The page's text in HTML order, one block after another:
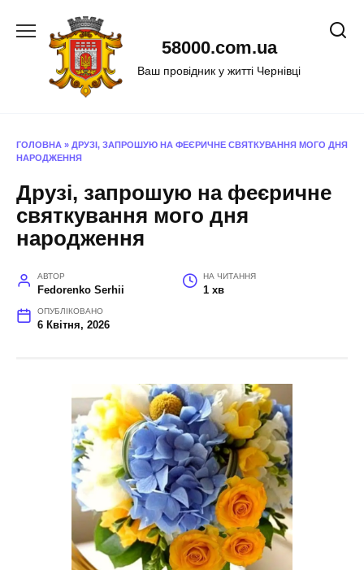
58000.com.ua
Ваш провідник у житті Чернівці
ГОЛОВНА » ДРУЗІ, ЗАПРОШУЮ НА ФЕЄРИЧНЕ СВЯТКУВАННЯ МОГО ДНЯ
НАРОДЖЕННЯ
Друзі, запрошую на феєричне
святкування мого дня
народження
АВТОР
Fedorenko Serhii
НА ЧИТАННЯ
1 хв
ОПУБЛІКОВАНО
6 Квітня, 2026